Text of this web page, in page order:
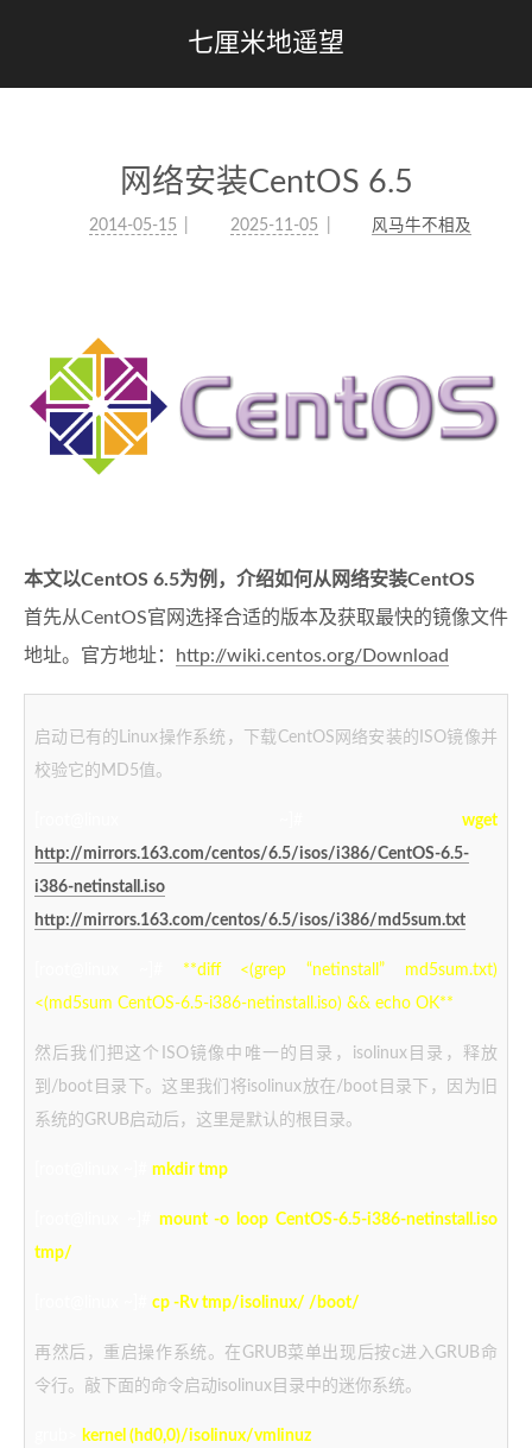
七厘米地遥望
网络安装CentOS 6.5
2014-05-15 2025-11-05 风马牛不相及
本文以CentOS 6.5为例，介绍如何从网络安装CentOS
首先从CentOS官网选择合适的版本及获取最快的镜像文件
地址。官方地址：
http://wiki.centos.org/Download
启动已有的Linux操作系统，下载CentOS网络安装的ISO镜像并
校验它的MD5值。
wget
http://mirrors.163.com/centos/6.5/isos/i386/CentOS-6.5-
i386-netinstall.iso
http://mirrors.163.com/centos/6.5/isos/i386/md5sum.txt
**diff <(grep “netinstall” md5sum.txt)
<(md5sum CentOS-6.5-i386-netinstall.iso) && echo OK**
然后我们把这个ISO镜像中唯一的目录，isolinux目录，释放
到/boot目录下。这里我们将isolinux放在/boot目录下，因为旧
系统的GRUB启动后，这里是默认的根目录。
mkdir tmp
mount -o loop CentOS-6.5-i386-netinstall.iso
tmp/
cp -Rv tmp/isolinux/ /boot/
再然后，重启操作系统。在GRUB菜单出现后按c进入GRUB命
令行。敲下面的命令启动isolinux目录中的迷你系统。
kernel (hd0,0)/isolinux/vmlinuz